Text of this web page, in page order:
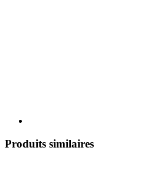
Produits similaires